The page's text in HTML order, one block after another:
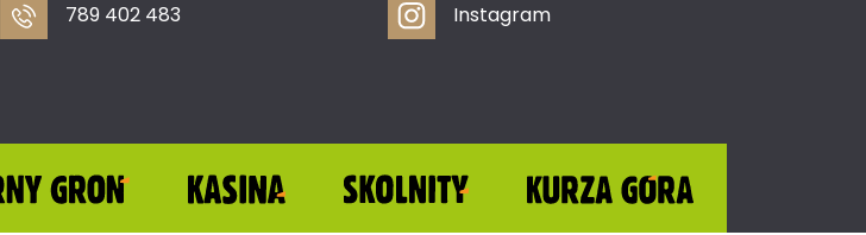
789 402 483 Instagram